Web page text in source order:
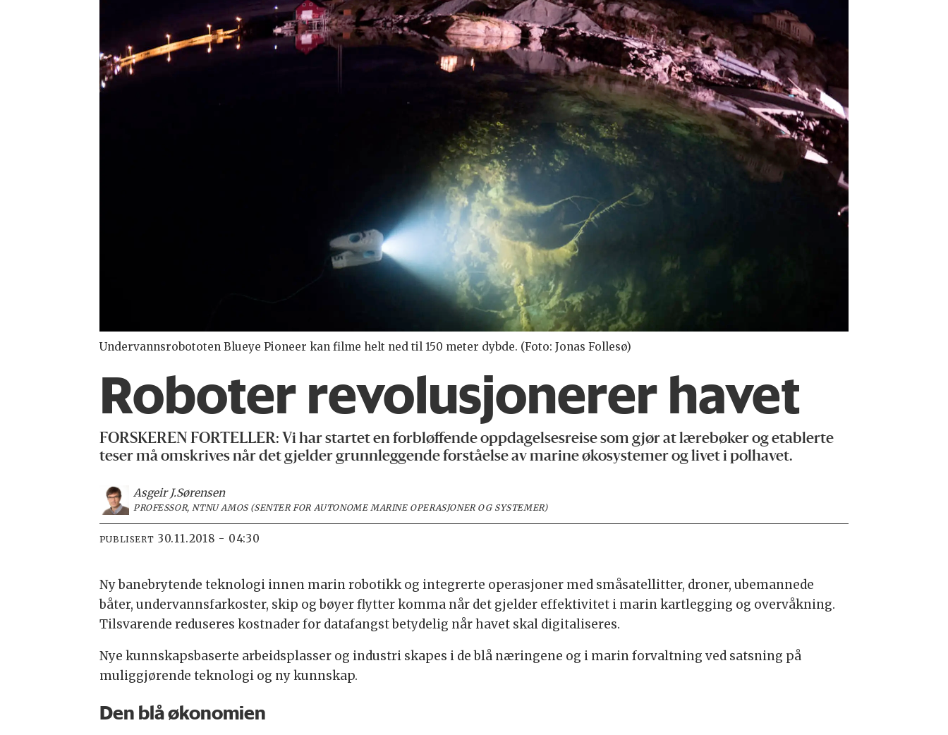
Undervannsrobototen Blueye Pioneer kan filme helt ned til 150 meter dybde. (Foto: Jonas Follesø)
Roboter revolusjonerer havet
FORSKEREN FORTELLER: Vi har startet en forbløffende oppdagelsesreise som gjør at lærebøker og etablerte
teser må omskrives når det gjelder grunnleggende forståelse av marine økosystemer og livet i polhavet.
Asgeir J.Sørensen
PROFESSOR, NTNU AMOS (SENTER FOR AUTONOME MARINE OPERASJONER OG SYSTEMER)
PUBLISERT 30.11.2018 - 04:30
Ny banebrytende teknologi innen marin robotikk og integrerte operasjoner med småsatellitter, droner, ubemannede
båter, undervannsfarkoster, skip og bøyer flytter komma når det gjelder effektivitet i marin kartlegging og overvåkning.
Tilsvarende reduseres kostnader for datafangst betydelig når havet skal digitaliseres.
Nye kunnskapsbaserte arbeidsplasser og industri skapes i de blå næringene og i marin forvaltning ved satsning på
muliggjørende teknologi og ny kunnskap.
Den blå økonomien